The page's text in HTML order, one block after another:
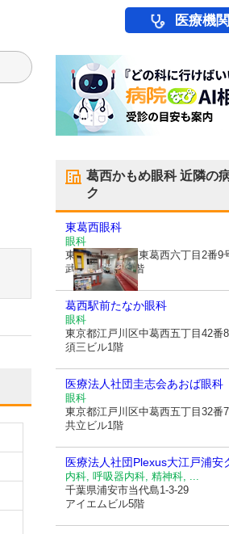
医療機
葛西かもめ眼科近隣の
ク
東葛西眼科
眼科
東京都江戸川区東葛西六丁目2番9
武企画Ⅱビル4階
葛西駅前たなか眼科
眼科
東京都江戸川区中葛西五丁目42番
須三ビル1階
医療法人社団圭志会あおば眼科
眼科
東京都江戸川区中葛西五丁目32番
共立ビル1階
医療法人社団Plexus大江戸浦安
内科, 呼吸器内科, 精神科, ...
千葉県浦安市当代島1-3-29
アイエムビル5階